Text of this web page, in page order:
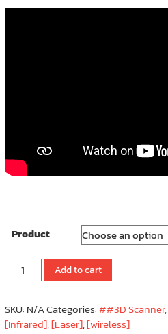
Product
Creality
Raptor
สแกน
สาม
Add to cart
SKU: N/ACategories:##3D Scanner,
[Infrared],[Laser],[wireless]